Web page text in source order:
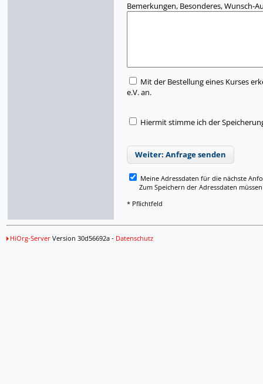
Bemerkungen, Besonderes, Wunsch-
Mit der Bestellung eines Kurses
e.V. an.
Hiermit stimme ich der
Weiter: Anfrage senden
Meine Adressdaten für die nächste
Zum Speichern der Adressdaten müssen
* Pflichtfeld
HiOrg-ServerVersion 30d56692a - Datenschutz